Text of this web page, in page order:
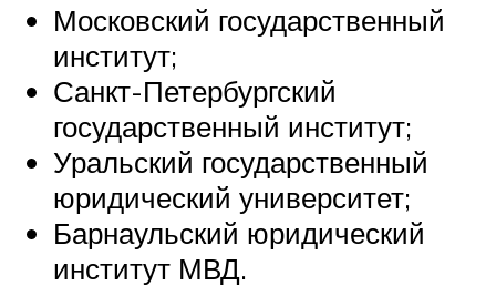
Московский государственный
институт;
Санкт-Петербургский
государственный институт;
Уральский государственный
юридический университет;
Барнаульский юридический
институт МВД.